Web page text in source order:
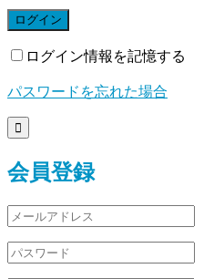
ログイン
ログイン情報を記憶する
パスワードを忘れた場合

会員登録